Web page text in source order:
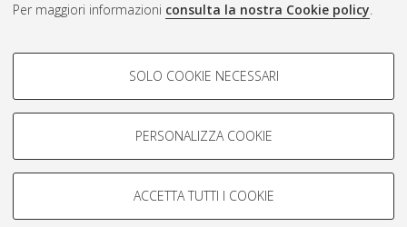
Per maggiori informazioni consulta la nostra Cookie policy.
COOKIE DI PROFILAZIONE -
Si tratta di cookie utilizzati per analizzare le caratteristiche della
navigazione degli utenti, creare profili in base al loro comportamento
Mostra cookie di profilazione
COOKIE TECNICI - NECESSARI
SOLO COOKIE NECESSARI
PERSONALIZZA COOKIE
ACCETTA TUTTI I COOKIE
ISSN: 2038-7946
Impostazioni Cookie
Informativa sulla privacy
Condizioni d’uso del sito